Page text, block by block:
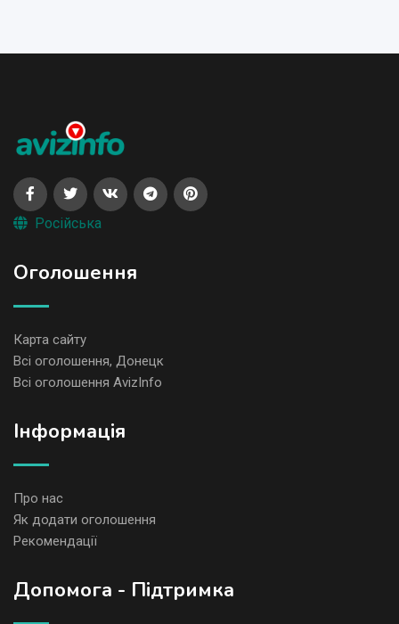
Російська
Оголошення
Карта сайту
Всі оголошення, Донецк
Всі оголошення AvizInfo
Iнформація
Про нас
Як додати оголошення
Рекомендації
Допомога - Підтримка